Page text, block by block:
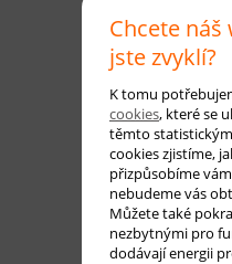
Chcete náš
jste zvyklí?
K tomu
cookies, které se
těmto
cookies zjistíme,
přizpůsobíme
nebudeme vás
Můžete také
nezbytnými pro
dodávají energii